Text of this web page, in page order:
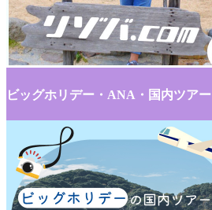
ビッグホリデー・ANA・国内ツアー